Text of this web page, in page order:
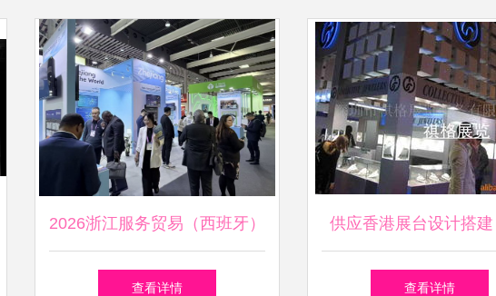
2026浙江服务贸易（西班牙）
电子科技展开幕 闪耀巴塞罗
查看详情
供应香港展台设计搭建
市祺格展览服务打造会
查看详情